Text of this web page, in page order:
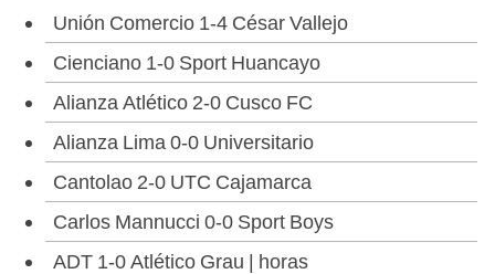
Unión Comercio 1-4 César Vallejo
Cienciano 1-0 Sport Huancayo
Alianza Atlético 2-0 Cusco FC
Alianza Lima 0-0 Universitario
Cantolao 2-0 UTC Cajamarca
Carlos Mannucci 0-0 Sport Boys
ADT 1-0 Atlético Grau | horas